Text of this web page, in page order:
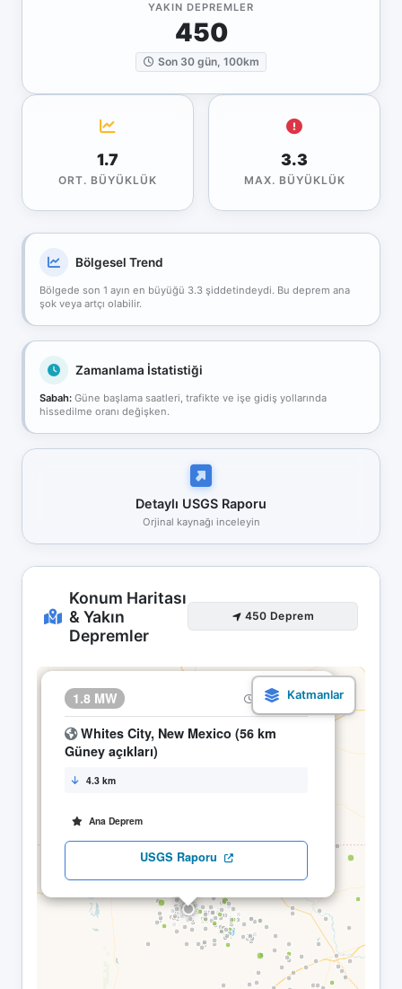
YAKIN DEPREMLER
450
Son 30 gün, 100km
1.7
ORT. BÜYÜKLÜK
3.3
MAX. BÜYÜKLÜK
Bölgesel Trend
Bölgede son 1 ayın en büyüğü 3.3 şiddetindeydi. Bu deprem ana
şok veya artçı olabilir.
Zamanlama İstatistiği
Sabah: Güne başlama saatleri, trafikte ve işe gidiş yollarında
hissedilme oranı değişken.
Detaylı USGS Raporu
Orjinal kaynağı inceleyin
Konum Haritası
& Yakın
Depremler
450 Deprem
1.8 MW 16.04 08:47
Whites City, New Mexico (56 km
Güney açıkları)
4.3 km
Ana Deprem
USGS Raporu
×